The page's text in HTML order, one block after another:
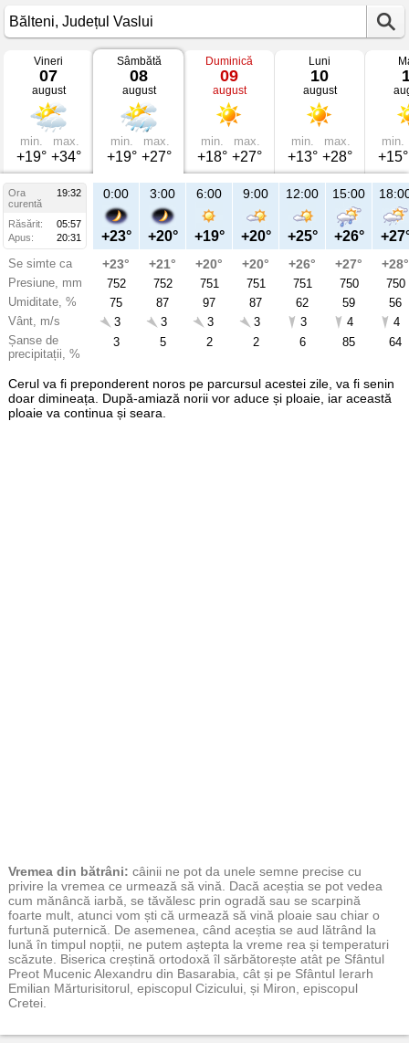
Vremea
Bălteni
mâine
Județul
Vaslui
Vineri
07
august
min.
+19°
max.
+34°
Sâmbătă
08
august
min.
+19°
max.
+27°
Duminică
09
august
min.
+18°
max.
+27°
Luni
10
august
min.
+13°
max.
+28°
min.
+15°
Ora
19:32
curentă
Răsărit:
05:57
Apus:
20:31
Se simte ca
Presiune, mm
Umiditate, %
Vânt, m/s
Șanse de
precipitații, %
21:00
+27°
+28°
752
55
2
14
Sâ
aug
0:00
+23°
+23°
752
75
3
3
3:00
+20°
+21°
752
87
3
5
6:00
+19°
+20°
751
97
3
2
9:00
+20°
+20°
751
87
3
2
12:00
+25°
+26°
751
62
3
6
15:00
+26°
+27°
750
59
4
85
+28°
750
56
4
64
Cerul va fi preponderent noros pe parcursul acestei zile, va fi senin
doar dimineața. După-amiază norii vor aduce și ploaie, iar această
ploaie va continua și seara.
Vremea din bătrâni: câinii ne pot da unele semne precise cu
privire la vremea ce urmează să vină. Dacă aceștia se pot vedea
cum mănâncă iarbă, se tăvălesc prin ogradă sau se scarpină
foarte mult, atunci vom ști că urmează să vină ploaie sau chiar o
furtună puternică. De asemenea, când aceștia se aud lătrând la
lună în timpul nopții, ne putem aștepta la vreme rea și temperaturi
scăzute. Biserica creștină ortodoxă îl sărbătorește atât pe Sfântul
Preot Mucenic Alexandru din Basarabia, cât și pe Sfântul Ierarh
Emilian Mărturisitorul, episcopul Cizicului, și Miron, episcopul
Cretei.